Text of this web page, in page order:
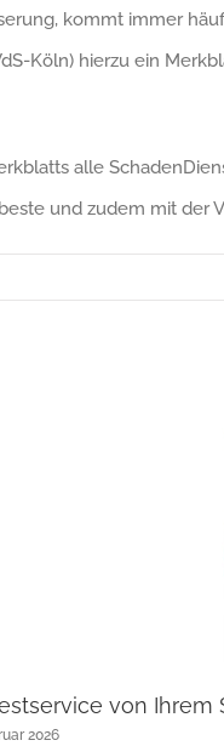
kommt immer
Köln) hierzu ein
alle
und zudem mit der
von Ihrem
2026